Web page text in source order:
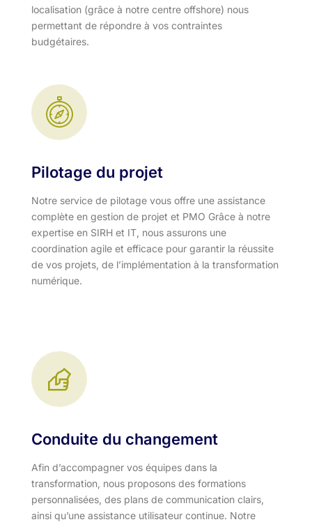
localisation (grâce à notre centre offshore) nous
permettant de répondre à vos contraintes
budgétaires.
Pilotage du projet
Notre service de pilotage vous offre une assistance
complète en gestion de projet et PMO Grâce à notre
expertise en SIRH et IT, nous assurons une
coordination agile et efficace pour garantir la réussite
de vos projets, de l’implémentation à la transformation
numérique.
Conduite du changement
Afin d’accompagner vos équipes dans la
transformation, nous proposons des formations
personnalisées, des plans de communication clairs,
ainsi qu’une assistance utilisateur continue. Notre